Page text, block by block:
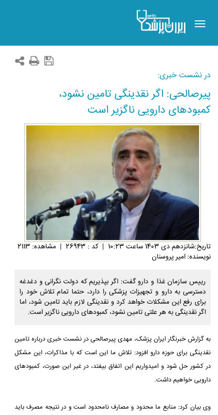
Toggle
navigation
در نشست خبری:
پیرصالحی: اگر نقدینگی تامین نشود،
کمبودهای دارویی ناگزیر است
تاريخ:شانزدهم دی 1403 ساعت 10:23 | کد : 26943 | مشاهده: 2113
نویسنده: امیر پروسنان
رییس سازمان غذا و دارو گفت: اگر بپذیریم که دولت نگرانی و دغدغه
دسترسی به دارو و تجهیزات پزشکی را دارد، حتما تمام تلاش خود را
برای رفع این مشکلات خواهد کرد و نقدینگی لازم باید تامین شود، اما
اگر نقدینگی به هر علتی تامین نشود، کمبودهای دارویی ناگزیر است.
به گزارش خبرنگار ایران پزشک، مهدی پیرصالحی در نشست خبری درباره تامین
نقدینگی برای حوزه دارو افزود: تلاش ما این است که با مذاکرات، این مشکل
در کشور حل شود و امیدواریم این اتفاق بیفتد، در غیر این صورت، کمبودهای
دارویی خواهیم داشت.
وی بیان کرد: منابع ما محدود و مصارف نامحدود است و در نتیجه مصرف باید